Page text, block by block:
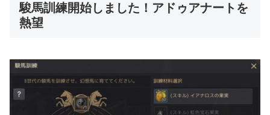
駿馬訓練開始しました！アドゥアナートを
熱望